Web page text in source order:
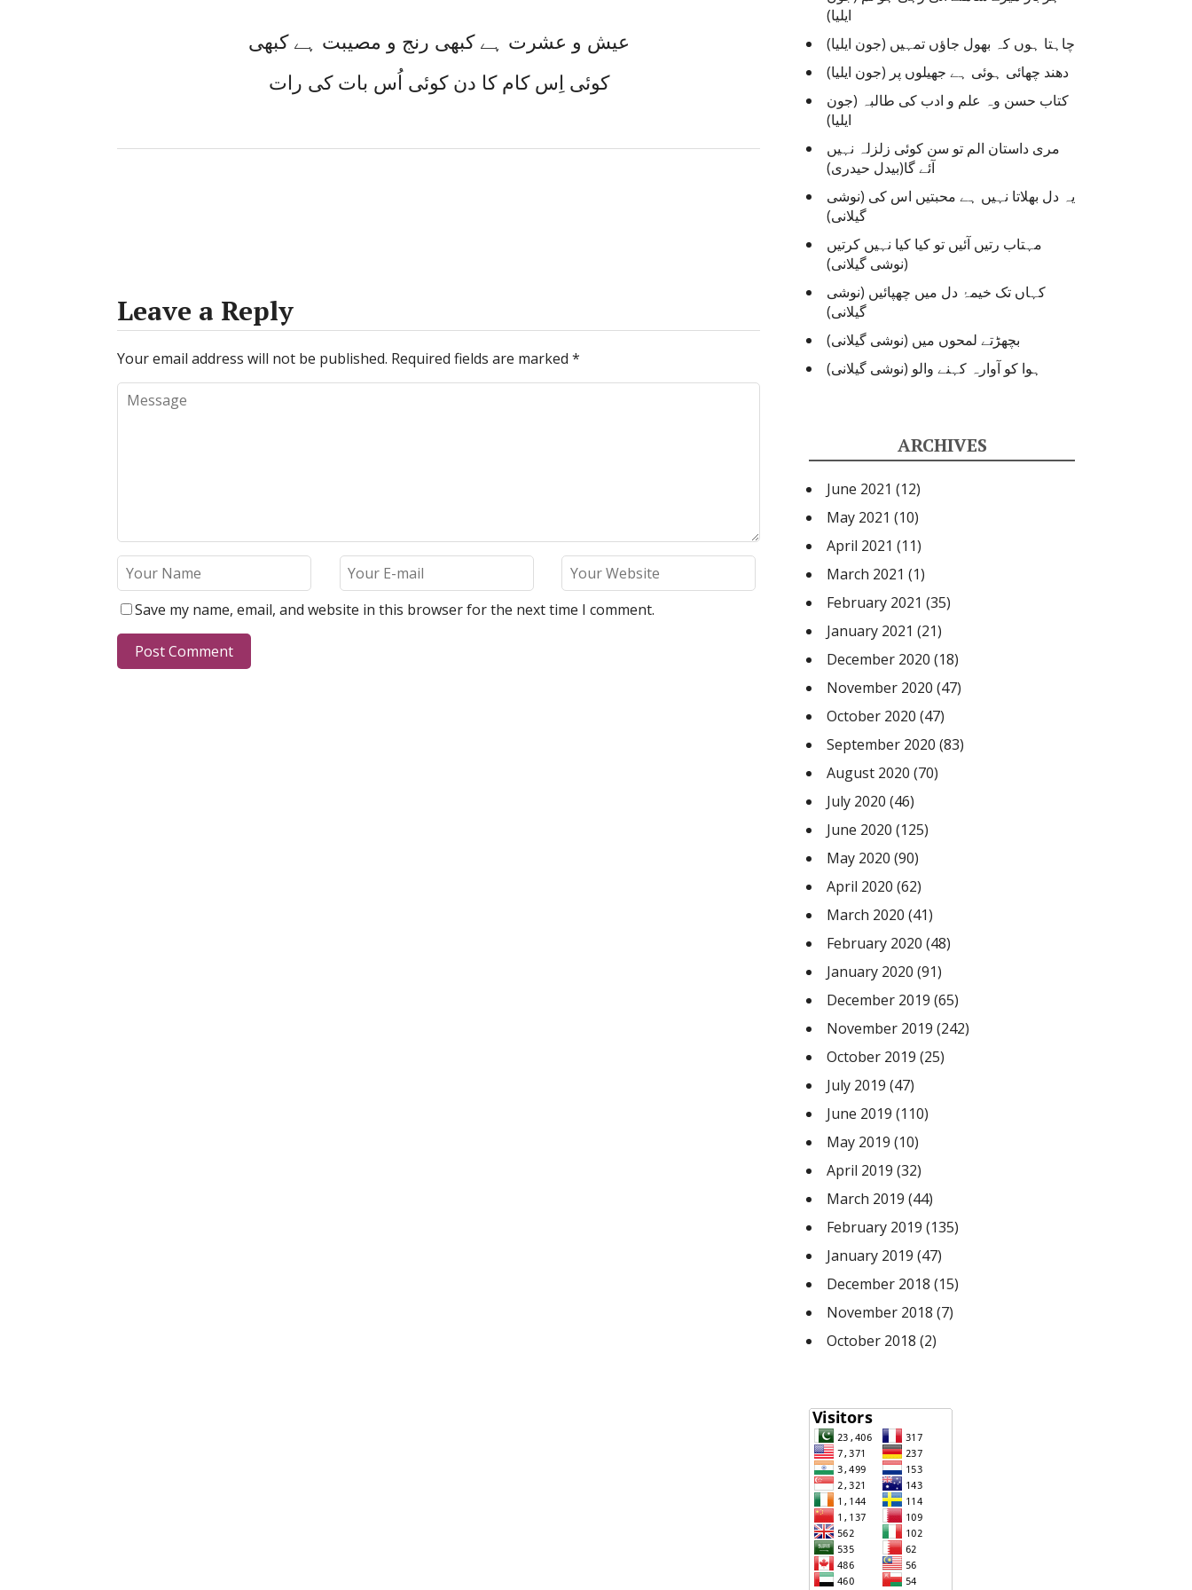
عیش و عشرت ہے کبھی رنج و مصیبت ہے کبھی
کوئی اِس کام کا دن کوئی اُس بات کی رات
Leave a Reply
Your email address will not be published. Required fields are marked *
Save my name, email, and website in this browser for the next time I comment.
ایلیا)
چاہتا ہوں کہ بھول جاؤں تمہیں (جون ایلیا)
دھند چھائی ہوئی ہے جھیلوں پر (جون ایلیا)
کتاب حسن وہ علم و ادب کی طالبہ (جون
ایلیا)
مری داستان الم تو سن کوئی زلزلہ نہیں
آئے گا(بیدل حیدری)
یہ دل بھلاتا نہیں ہے محبتیں اس کی (نوشی
گیلانی)
مہتاب رتیں آئیں تو کیا کیا نہیں کرتیں
(نوشی گیلانی)
کہاں تک خیمۂ دل میں چھپائیں (نوشی
گیلانی)
بچھڑتے لمحوں میں (نوشی گیلانی)
ہوا کو آوارہ کہنے والو (نوشی گیلانی)
ARCHIVES
June 2021 (12)
May 2021 (10)
April 2021 (11)
March 2021 (1)
February 2021 (35)
January 2021 (21)
December 2020 (18)
November 2020 (47)
October 2020 (47)
September 2020 (83)
August 2020 (70)
July 2020 (46)
June 2020 (125)
May 2020 (90)
April 2020 (62)
March 2020 (41)
February 2020 (48)
January 2020 (91)
December 2019 (65)
November 2019 (242)
October 2019 (25)
July 2019 (47)
June 2019 (110)
May 2019 (10)
April 2019 (32)
March 2019 (44)
February 2019 (135)
January 2019 (47)
December 2018 (15)
November 2018 (7)
October 2018 (2)